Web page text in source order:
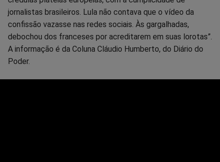
jornalistas brasileiros. Lula não contava que o vídeo da
confissão vazasse nas redes sociais. Às gargalhadas,
debochou dos franceses por acreditarem em suas lorotas”.
A informação é da Coluna Cláudio Humberto, do Diário do
Poder.